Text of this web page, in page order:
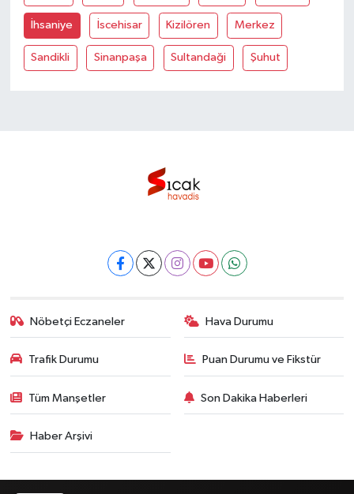
İhsaniye İscehisar Kizilören Merkez
Sandikli Sinanpaşa Sultandaği Şuhut
Nöbetçi Eczaneler Hava Durumu
Trafik Durumu Puan Durumu ve Fikstür
Tüm Manşetler Son Dakika Haberleri
Haber Arşivi